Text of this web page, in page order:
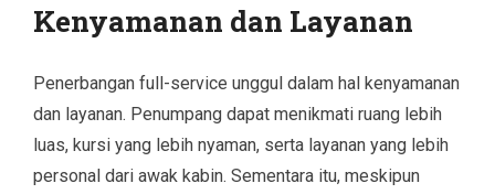
Kenyamanan dan Layanan
Penerbangan full-service unggul dalam hal kenyamanan
dan layanan. Penumpang dapat menikmati ruang lebih
luas, kursi yang lebih nyaman, serta layanan yang lebih
personal dari awak kabin. Sementara itu, meskipun